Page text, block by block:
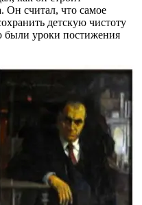
Он считал, что самое
детскую чистоту
были уроки постижения